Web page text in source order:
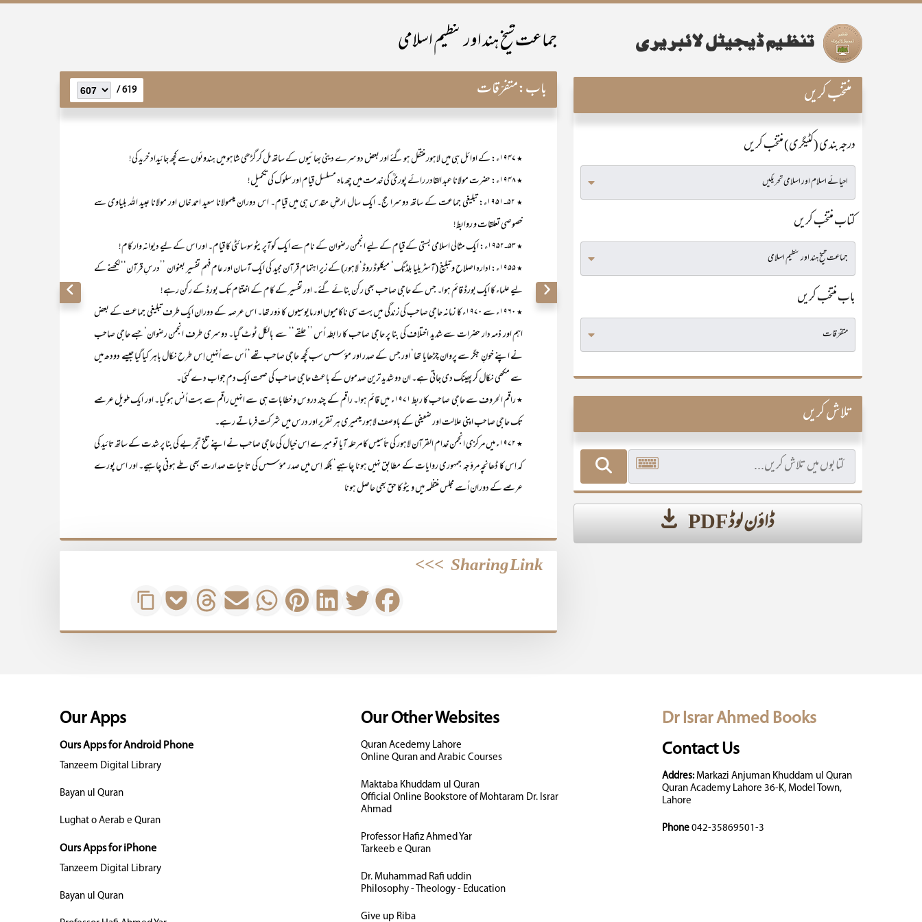
جماعت شیخ ہند اور تنظیم اسلامی
باب:متفرّقات 619 /
٭ ۱۹۴۷ء: کے اوائل ہی میں لاہور منتقل ہو گئے اور بعض دوسرے دینی بھائیوں کے ساتھ مل کر گڑھی شاہو میں ہندوئوں سے کچھ جائیداد خرید کی!
٭ ۱۹۴۸ء: حضرت مولانا عبد القادر رائے پوریؒ کی خدمت میں چھ ماہ مسلسل قیام اور سلوک کی تکمیل!
٭ ۵۲-۱۹۵۱ء: تبلیغی جماعت کے ساتھ دوسرا حج۔ ایک سال ارضِ مقدس ہی میں قیام۔ اس دوران میںمولانا سعید احمد خاں اور مولانا عبید اللہ بلیاوی سے
خصوصی تعلقات و روابط!
٭ ۵۳-۱۹۵۲ء: ایک مثالی اسلامی بستی کے قیام کے لیے انجمن رضوان کے نام سے ایک کوآپریٹو سوسائٹی کا قیام۔ اور اس کے لیے دیوانہ وار کام!
٭ ۱۹۵۵ء: ادارہ اصلاح و تبلیغ (آسٹریلیا بلڈنگ‘ میکلوڈ روڈ‘ لاہور) کے زیر اہتمام قرآن مجید کی ایک آسان اور عام فہم تفسیر بعنوان ’’درسِ قرآن‘‘ لکھنے کے
لیے علماء کا ایک بورڈ قائم ہوا۔ جس کے حاجی صاحب بھی رکن بنائے گئے۔ اور تفسیر کے کام کے اختتام تک بورڈ کے رکن رہے!
٭ ۱۹۶۰ء سے ۱۹۷۰ء کا زمانہ حاجی صاحب کی زندگی میں بہت سی ناکامیوں اور مایوسیوں کا دَور تھا۔ اس عرصہ کے دوران ایک طرف تبلیغی جماعت کے بعض
اہم اور ذمہ دار حضرات سے شدید اختلاف کی بنا پر حاجی صاحب کا رابطہ اُس ’’حلقے‘‘ سے بالکل ٹوٹ گیا۔ دوسری طرف انجمن رضوان‘ جسے حاجی صاحب
نے اپنے خونِ جگر سے پروان چڑھایا تھا‘ اور جس کے صدر اور مؤسس سب کچھ حاجی صاحب تھے‘ اُس سے اُنہیں اِس طرح نکال باہر کیا گیا جیسے دودھ میں
سے مکھی نکال کر پھینک دی جاتی ہے۔ ان دو شدید ترین صدموں کے باعث حاجی صاحب کی صحت ایک دم جواب دے گئی۔
٭ راقم الحروف سے حاجی صاحب کا ربط ۱۹۷۱ء میں قائم ہوا۔ راقم کے چند دروس و خطابات ہی سے انہیں راقم سے بہت اُنس ہو گیا۔ اور ایک طویل عرصے
تک حاجی صاحب اپنی علالت اور ضعیفی کے باوصف لاہور میںمیری ہر تقریر اور درس میں شرکت فرماتے رہے۔
٭ ۱۹۷۲ء میں مرکزی انجمن خدام القرآن لاہور کی تأسیس کا مرحلہ آیا تو میرے اِس خیال کی حاجی صاحب نے اپنے تلخ تجربے کی بنا پر شدت کے ساتھ تائید کی
کہ اِس کا ڈھانچہ مروّجہ جمہوری روایات کے مطابق نہیں ہونا چاہیے‘ بلکہ اِس میں صدر مؤسس کی تا حیات صدارت بھی طے ہونی چاہیے۔ اور اس پورے
عرصے کے دوران اُسے مجلس منتظمہ میں ویٹو کا حق بھی حاصل ہونا
Sharing Link
>>>
منتخب کریں
درجہ بندی (کٹیگری) منتخب کریں
کتاب منتخب کریں
باب منتخب کریں
تلاش کریں
ڈاؤن لوڈ PDF
Dr Israr Ahmed Books
Contact Us
Addres:Markazi Anjuman Khuddam ul Quran
Quran Academy Lahore 36-K, Model Town,
Lahore
Phone 042-35869501-3
Our Other Websites
Quran Acedemy Lahore
Online Quran and Arabic Courses
Maktaba Khuddam ul Quran
Official Online Bookstore of Mohtaram Dr. Israr
Ahmad
Professor Hafiz Ahmed Yar
Tarkeeb e Quran
Dr. Muhammad Rafi uddin
Philosophy - Theology - Education
Give up Riba
Our Apps
Ours Apps for Android Phone
Tanzeem Digital Library
Bayan ul Quran
Lughat o Aerab e Quran
Ours Apps for iPhone
Tanzeem Digital Library
Bayan ul Quran